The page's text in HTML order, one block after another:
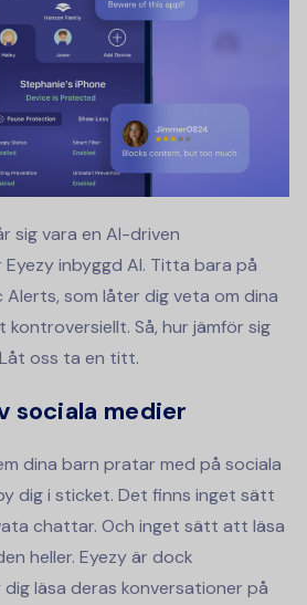
sig vara en AI-driven
inbyggd AI. Titta bara på
som låter dig veta om dina
Så, hur jämför sig
oss ta en titt.
sociala medier
dina barn pratar med på sociala
dig i sticket. Det finns inget sätt
chattar. Och inget sätt att läsa
heller. Eyezy är dock
läsa deras konversationer på